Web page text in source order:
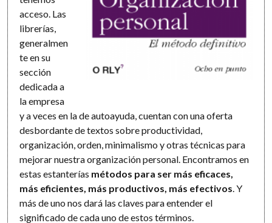
acceso. Las
librerías,
generalmen
te en su
sección
dedicada a
la empresa
y a veces en la de autoayuda, cuentan con una oferta
desbordante de textos sobre productividad,
organización, orden, minimalismo y otras técnicas para
mejorar nuestra organización personal. Encontramos en
estas estanterías métodos para ser más eficaces,
más eficientes, más productivos, más efectivos . Y
más de uno nos dará las claves para entender el
significado de cada uno de estos términos.